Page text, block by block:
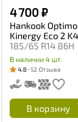
4 700 ₽
Hankook Optimo
Kinergy Eco 2
185/65 R14 86H
В наличии 4 шт.
4.8 52 Отзыва
В корзину